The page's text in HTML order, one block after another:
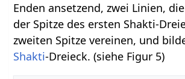
Enden ansetzend, zwei Linien,
der Spitze des ersten Shakti-
zweiten Spitze vereinen, und
Shakti-Dreieck. (siehe Figur 5)